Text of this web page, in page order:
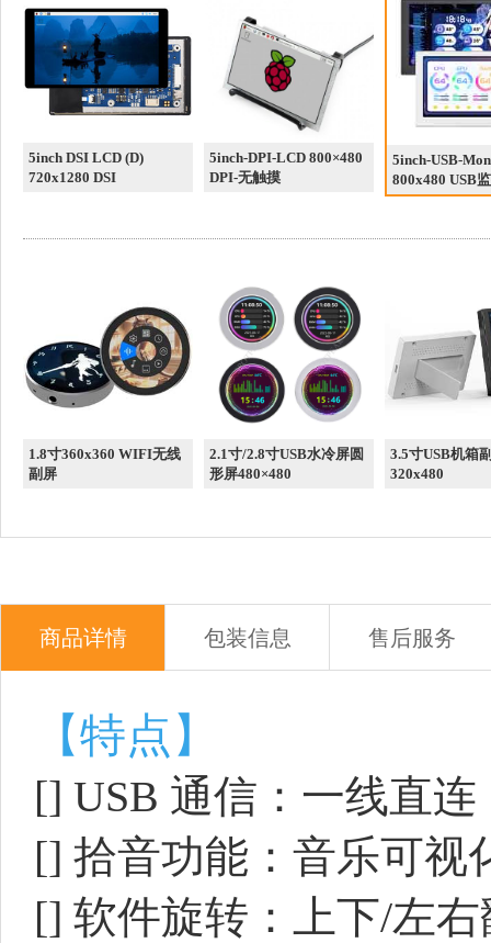
5inch DSI LCD (D)
720x1280 DSI
5inch-DPI-LCD 800×480
DPI-无触摸
5inch-USB-
800x480 USB
1.8寸360x360 WIFI无线
副屏
2.1寸/2.8寸USB水冷屏圆
形屏480×480
3.5寸USB机箱
320x480
商品详情 包装信息 售后服务
【特点】
[] USB 通信：一线直连
[] 拾音功能：音乐可视
[] 软件旋转：上下/左